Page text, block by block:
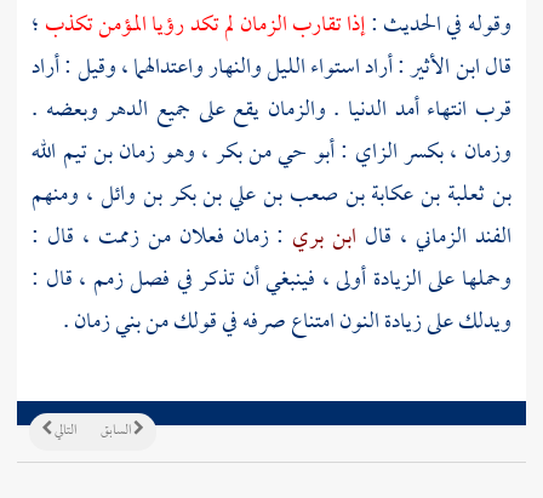
وقوله في الحديث :إذا تقارب الزمان لم تكد رؤيا المؤمن تكذب؛
قالابن الأثير: أراد استواء الليل والنهار واعتدالهما ، وقيل : أراد
قرب انتهاء أمد الدنيا . والزمان يقع على جميع الدهر وبعضه .
وزمان ، بكسر الزاي : أبو حي من بكر ، وهوزمان بن تيم الله
بن ثعلبة بن عكابة بن صعب بن علي بن بكر بن وائل، ومنهم
الفند الزماني ، قال ابن بري : زمان فعلان من زممت ، قال :
وحملها على الزيادة أولى ، فينبغي أن تذكر في فصل زمم ، قال :
ويدلك على زيادة النون امتناع صرفه في قولك من بني زمان .
التالي السابق